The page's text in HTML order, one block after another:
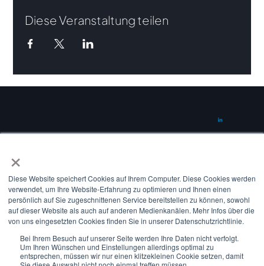
×
Diese Website speichert Cookies auf Ihrem Computer. Diese Cookies werden
verwendet, um Ihre Website-Erfahrung zu optimieren und Ihnen einen
persönlich auf Sie zugeschnittenen Service bereitstellen zu können, sowohl
auf dieser Website als auch auf anderen Medienkanälen. Mehr Infos über die
von uns eingesetzten Cookies finden Sie in unserer Datenschutzrichtlinie.
Bei Ihrem Besuch auf unserer Seite werden Ihre Daten nicht verfolgt.
Um Ihren Wünschen und Einstellungen allerdings optimal zu
entsprechen, müssen wir nur einen klitzekleinen Cookie setzen, damit
Diese Veranstaltung teilen
CONTACT
info@suena.energy
Amerigo-Vespucci-Platz 2
20457 Hamburg
Germany
©2025 all rights reserved by suena GmbH.